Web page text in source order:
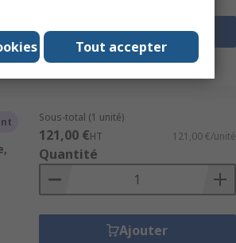
Ajouter
Fiches techniques
Sous-total (1 unité)
121,00 €HT 121,00 €/unité
Quantité
Ajouter
Tout accepter